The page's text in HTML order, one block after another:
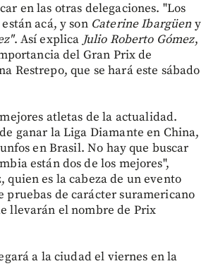
en las otras delegaciones. "Los
acá, y son CaterineIbargüen y
. Así explica Julio Roberto Gómez,
del Gran Prix de
Restrepo, que se hará este sábado
atletas de la actualidad.
ganar la Liga Diamante en China,
en Brasil. No hay que buscar
están dos de los mejores",
quien es la cabeza de un evento
pruebas de carácter suramericano
llevarán el nombre de Prix
a la ciudad el viernes en la